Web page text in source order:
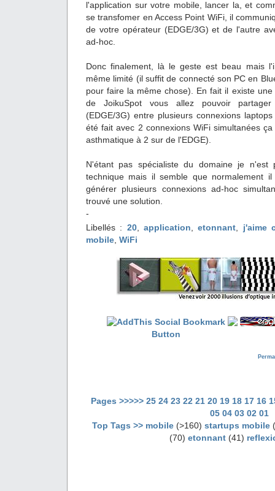
l'application sur votre mobile, lancer la, et
se transfomer en Access Point WiFi, il
de votre opérateur (EDGE/3G) et de l'autre
ad-hoc.
Donc finalement, là le geste est beau mais
même limité (il suffit de connecté son PC en
pour faire la même chose). En fait il existe
de JoikuSpot vous allez pouvoir
(EDGE/3G) entre plusieurs connexions
été fait avec 2 connexions WiFi simultanées
asthmatique à 2 sur de l'EDGE).
N'étant pas spécialiste du domaine je n'est
technique mais il semble que normalement
générer plusieurs connexions ad-hoc
trouvé une solution.
-
Libellés : 20,application ,etonnant
j'aime
mobile WiFi
Pages >>>>> 25 24 23 22 21 20 19 18 17 16
05 04 03 02 01
Top Tags >> mobile(>160) startups mobile
(70) etonnant (41)